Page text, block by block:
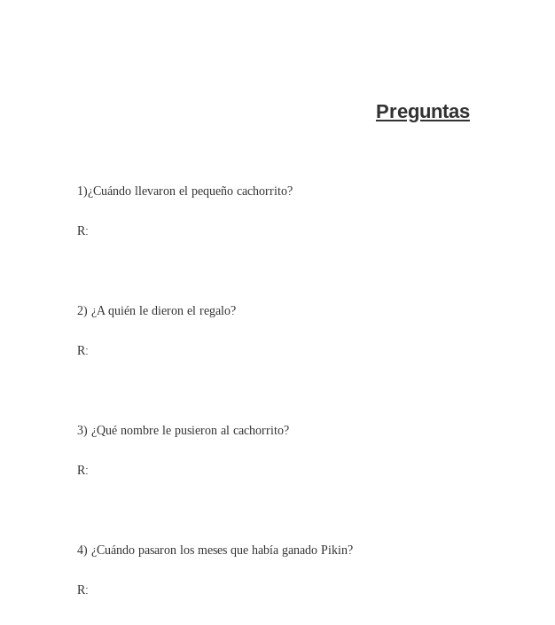
Preguntas
1)¿Cuándo llevaron el pequeño cachorrito?
R:
2) ¿A quién le dieron el regalo?
R:
3) ¿Qué nombre le pusieron al cachorrito?
R:
4) ¿Cuándo pasaron los meses que había ganado Pikin?
R: